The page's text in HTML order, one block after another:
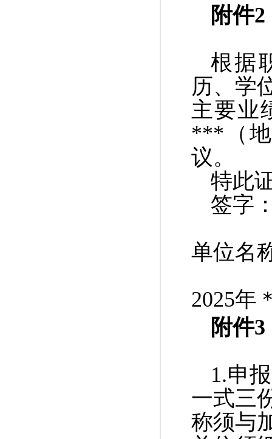
附件2
根据
历、学
主要业
*** （
议。
特此
签字
单位名
2025年
附件3
1.申
一式三
称须与